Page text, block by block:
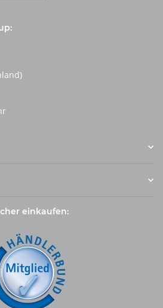
einkaufen: